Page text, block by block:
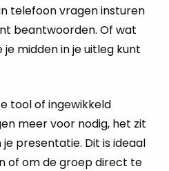
telefoon vragen insturen
beantwoorden. Of wat
midden in je uitleg kunt
tool of ingewikkeld
meer voor nodig, het zit
presentatie. Dit is ideaal
of om de groep direct te